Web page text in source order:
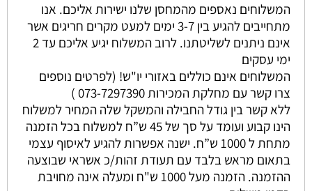
המשלוחים נאספים מהמחסן שלנו ישירות אליכם. אנו
מתחייבים להגיע בין 3-7 ימים למעט מקרים חריגים אשר
אינם ניתנים לשליטתנו. לרוב המשלוח יגיע אליכם עד 2
ימי עסקים
המשלוחים אינם כוללים באזורי יו"ש! (לפרטים נוספים
צרו קשר עם מחלקת המכירות 073-7297390 )
ללא קשר בין גודל החבילה והמשקל שלה המחיר למשלוח
הינו קבוע ועומד על סך של 45 ש”ח למשלוח בכל הזמנה
מתחת ל 1000 ש”ח. ישנה אפשרות להגיע לאיסוף עצמי
בתאום מראש בלבד עם תעודת זהות/כ אשראי שבוצעה
ההזמנה. הזמנה מעל 1000 ש"ח ומעלה אינה מחויבת